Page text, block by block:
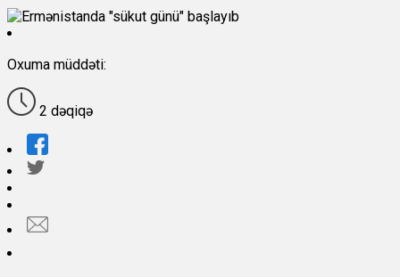
Oxuma müddəti:
2 dəqiqə